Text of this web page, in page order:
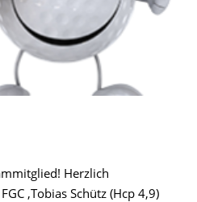
Herzlich
,Tobias Schütz (Hcp 4,9)